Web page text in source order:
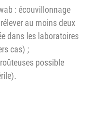
: écouvillonnage
au moins deux
dans les laboratoires
cas) ;
possible